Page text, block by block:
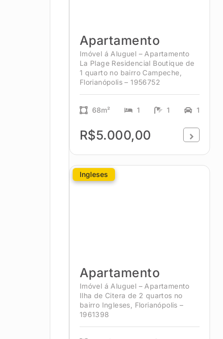
Apartamento
Imóvel á Aluguel – Apartamento
La Plage Residencial Boutique de
1 quarto no bairro Campeche,
Florianópolis – 1956752
68m² 1 1 1
R$5.000,00
Ingleses
Apartamento
Imóvel á Aluguel – Apartamento
Ilha de Citera de 2 quartos no
bairro Ingleses, Florianópolis –
1961398